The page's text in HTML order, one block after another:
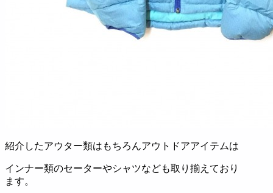
紹介したアウター類はもちろんアウトドアアイテムは
インナー類のセーターやシャツなども取り揃えており
ます。